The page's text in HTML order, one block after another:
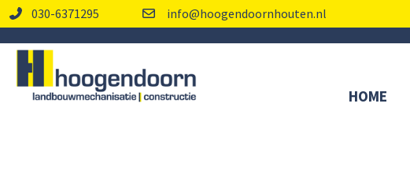
030-6371295 info@hoogendoornhouten.nl
HOME